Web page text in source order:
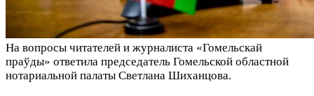
На вопросы читателей и журналиста «Гомельскай
праўды» ответила председатель Гомельской областной
нотариальной палаты Светлана Шиханцова.